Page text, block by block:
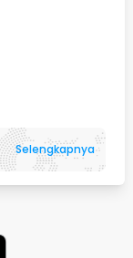
Selengkapnya